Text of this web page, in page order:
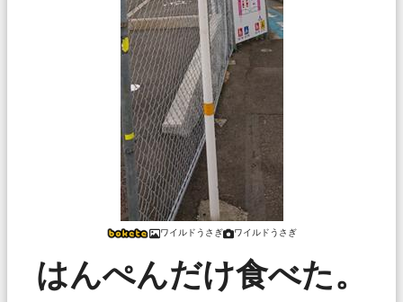
ワイルドうさぎ ワイルドうさぎ
はんぺんだけ食べた。